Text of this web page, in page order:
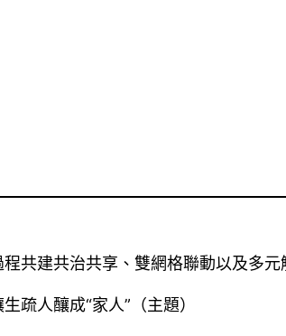
共建共治共享、雙網格聯動以及多
疏人釀成“家人”（主題）